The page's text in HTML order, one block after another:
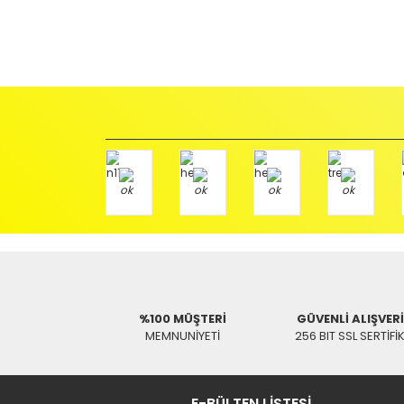
gerekir.
ödemeli olarak göndermenizi rica ederiz.
Antenci Elektronik San.Tic.Ltd.Şti.
Adres : Akıncılar Mh. Pancar Arkası Sk. No:10/B2 KARESİ /
Aras Kargo Anlaşma No : 152 294 193 1342
%100 MÜŞTERİ
MEMNUNİYETİ
GÜVENLİ
256 BIT SSL